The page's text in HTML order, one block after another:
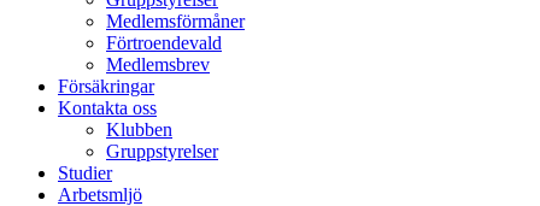
Medlemsförmåner
Förtroendevald
Medlemsbrev
Försäkringar
Kontakta oss
Klubben
Gruppstyrelser
Studier
Arbetsmljö